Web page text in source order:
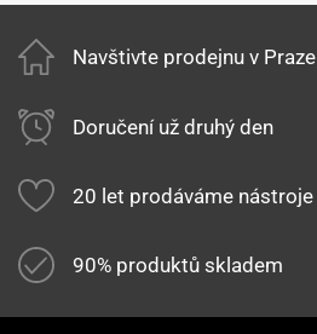
Navštivte prodejnu v Praze
Doručení už druhý den
20 let prodáváme nástroje
90% produktů skladem